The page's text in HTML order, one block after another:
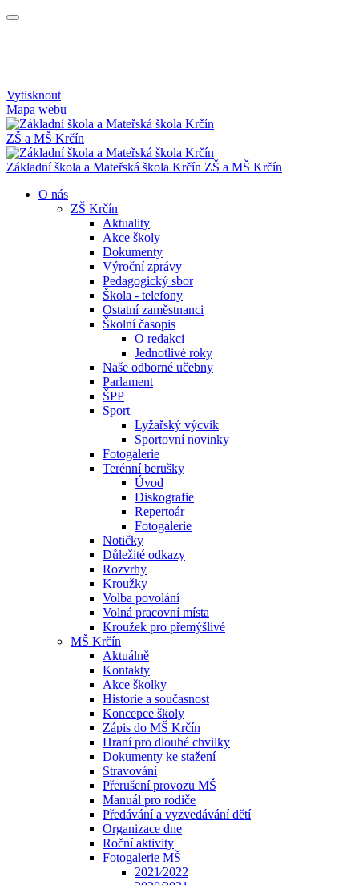
Vytisknout
Mapa webu
ZŠ a MŠ Krčín
Základní škola a Mateřská škola Krčín ZŠ a MŠ Krčín
O nás
ZŠ Krčín
Aktuality
Akce školy
Dokumenty
Výroční zprávy
Pedagogický sbor
Škola - telefony
Ostatní zaměstnanci
Školní časopis
O redakci
Jednotlivé roky
Naše odborné učebny
Parlament
ŠPP
Sport
Lyžařský výcvik
Sportovní novinky
Fotogalerie
Terénní berušky
Úvod
Diskografie
Repertoár
Fotogalerie
Notičky
Důležité odkazy
Rozvrhy
Kroužky
Volba povolání
Volná pracovní místa
Kroužek pro přemýšlivé
MŠ Krčín
Aktuálně
Kontakty
Akce školky
Historie a současnost
Koncepce školy
Zápis do MŠ Krčín
Hraní pro dlouhé chvilky
Dokumenty ke stažení
Stravování
Přerušení provozu MŠ
Manuál pro rodiče
Předávání a vyzvedávání dětí
Organizace dne
Roční aktivity
Fotogalerie MŠ
2021⁄2022